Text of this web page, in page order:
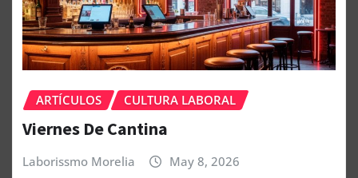
ARTÍCULOS CULTURA LABORAL
Viernes De Cantina
Laborissmo Morelia May 8, 2026